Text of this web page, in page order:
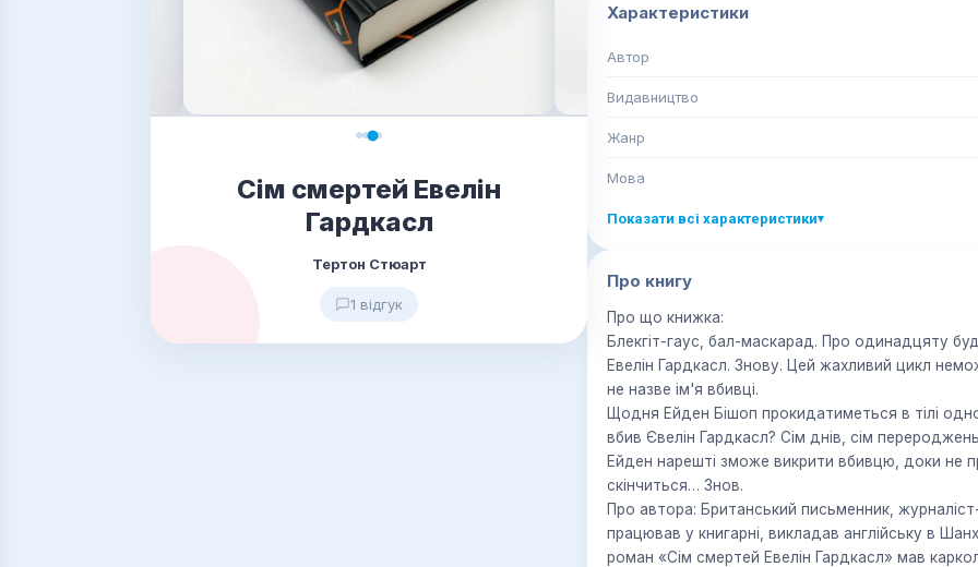
Сім смертей Евелін
Гардкасл
Тертон Стюарт
1 відгук
Характеристики
Автор
Видавництво
Жанр
Мова
Показати всі характеристики▾
Про книгу
Про що книжка:
Блекгіт-гаус, бал-маскарад. Про одинадцяту
Евелін Гардкасл. Знову. Цей жахливий цикл
не назве ім'я вбивці.
Щодня Ейден Бішоп прокидатиметься в тілі
вбив Євелін Гардкасл? Сім днів, сім
Ейден нарешті зможе викрити вбивцю, доки не
скінчиться… Знов.
Про автора: Британський письменник,
працював у книгарні, викладав англійську в
роман «Сім смертей Евелін Гардкасл» мав